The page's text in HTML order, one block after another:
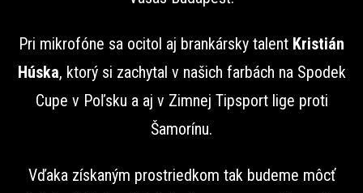
Pri mikrofóne sa ocitol aj brankársky talent Kristián
Húska, ktorý si zachytal v našich farbách na Spodek
Cupe v Poľsku a aj v Zimnej Tipsport lige proti
Šamorínu.
Vďaka získaným prostriedkom tak budeme môcť